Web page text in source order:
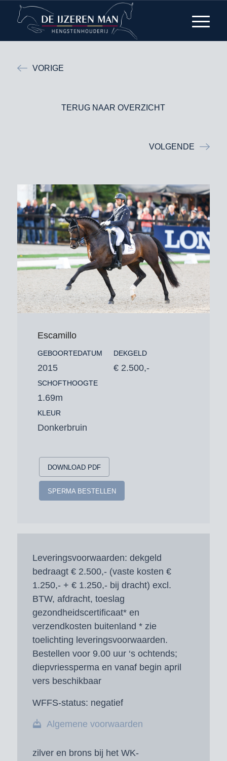
VORIGE
TERUG NAAR OVERZICHT
VOLGENDE
Escamillo
GEBOORTEDATUM
2015
SCHOFTHOOGTE
1.69m
KLEUR
Donkerbruin
DEKGELD
€ 2.500,-
DOWNLOAD PDF
SPERMA BESTELLEN
Leveringsvoorwaarden: dekgeld
bedraagt € 2.500,- (vaste kosten €
1.250,- + € 1.250,- bij dracht) excl.
BTW, afdracht, toeslag
gezondheidscertificaat* en
verzendkosten buitenland * zie
toelichting leveringsvoorwaarden.
Bestellen voor 9.00 uur ‘s ochtends;
diepvriessperma en vanaf begin april
vers beschikbaar
WFFS-status: negatief
Algemene voorwaarden
zilver en brons bij het WK-